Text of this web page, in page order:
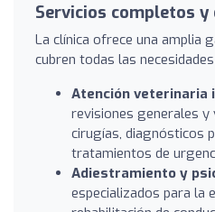
Servicios completos y
La clínica ofrece una amplia
cubren todas las
Atención veterinaria
revisiones generales y
cirugías, diagnósticos
tratamientos de
Adiestramiento y
especializados para la